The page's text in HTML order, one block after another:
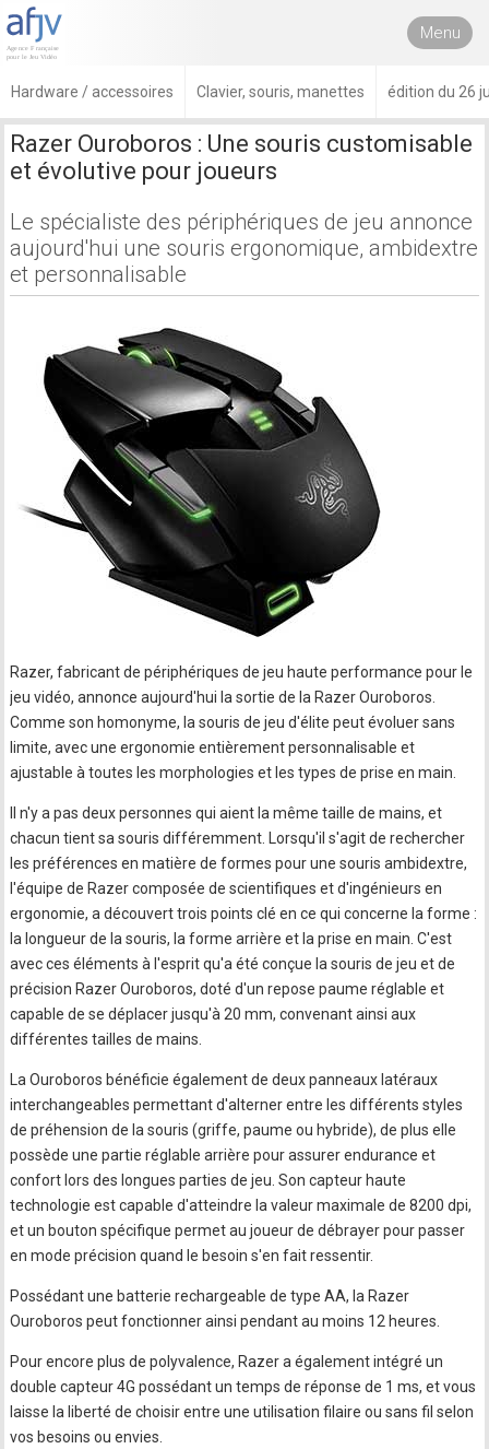
Menu
Hardware / accessoires Clavier, souris, manettes édition du 26
Razer Ouroboros : Une souris customisable
et évolutive pour joueurs
Le spécialiste des périphériques de jeu annonce
aujourd'hui une souris ergonomique, ambidextre
et personnalisable
Razer, fabricant de périphériques de jeu haute performance pour le
jeu vidéo, annonce aujourd'hui la sortie de la Razer Ouroboros.
Comme son homonyme, la souris de jeu d'élite peut évoluer sans
limite, avec une ergonomie entièrement personnalisable et
ajustable à toutes les morphologies et les types de prise en main.
Il n'y a pas deux personnes qui aient la même taille de mains, et
chacun tient sa souris différemment. Lorsqu'il s'agit de rechercher
les préférences en matière de formes pour une souris ambidextre,
l'équipe de Razer composée de scientifiques et d'ingénieurs en
ergonomie, a découvert trois points clé en ce qui concerne la forme :
la longueur de la souris, la forme arrière et la prise en main. C'est
avec ces éléments à l'esprit qu'a été conçue la souris de jeu et de
précision Razer Ouroboros, doté d'un repose paume réglable et
capable de se déplacer jusqu'à 20 mm, convenant ainsi aux
différentes tailles de mains.
La Ouroboros bénéficie également de deux panneaux latéraux
interchangeables permettant d'alterner entre les différents styles
de préhension de la souris (griffe, paume ou hybride), de plus elle
possède une partie réglable arrière pour assurer endurance et
confort lors des longues parties de jeu. Son capteur haute
technologie est capable d'atteindre la valeur maximale de 8200 dpi,
et un bouton spécifique permet au joueur de débrayer pour passer
en mode précision quand le besoin s'en fait ressentir.
Possédant une batterie rechargeable de type AA, la Razer
Ouroboros peut fonctionner ainsi pendant au moins 12 heures.
Pour encore plus de polyvalence, Razer a également intégré un
double capteur 4G possédant un temps de réponse de 1 ms, et vous
laisse la liberté de choisir entre une utilisation filaire ou sans fil selon
vos besoins ou envies.